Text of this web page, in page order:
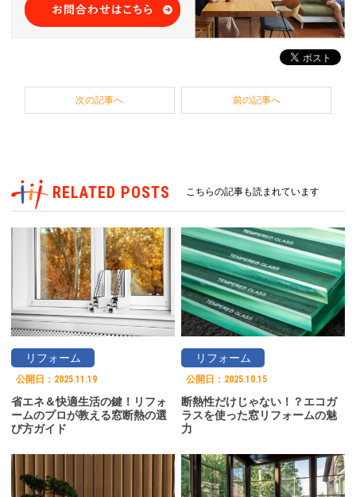
次の記事へ 前の記事へ
RELATED POSTS こちらの記事も読まれています
リフォーム
公開日： 2025.11.19
省エネ＆快適生活の鍵！リフォ
ームのプロが教える窓断熱の選
び方ガイド
リフォーム
公開日： 2025.10.15
断熱性だけじゃない！？エコガ
ラスを使った窓リフォームの魅
力